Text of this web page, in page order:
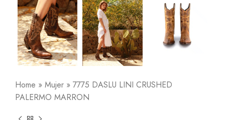
Home » Mujer » 7775 DASLU LINI CRUSHED
PALERMO MARRON